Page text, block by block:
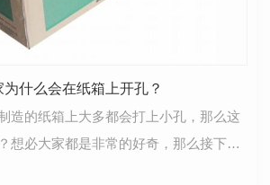
什么会在纸箱上开孔？
造的纸箱上大多都会打上小孔，那么这
想必大家都是非常的好奇，那么接下来
下为什么郑州纸箱上会有小孔。结…